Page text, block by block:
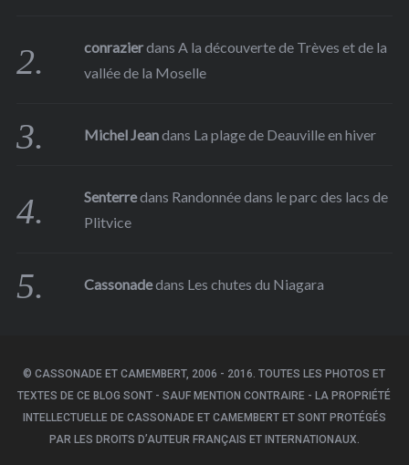
conrazierdansA la découverte de Trèves et de la
vallée de la Moselle
Michel Jeandans La plage de Deauville en hiver
Senterredans Randonnée dans le parc des lacs de
Plitvice
Cassonadedans Les chutes du Niagara
© CASSONADE ET CAMEMBERT, 2006 - 2016. TOUTES LES PHOTOS ET
TEXTES DE CE BLOG SONT - SAUF MENTION CONTRAIRE - LA PROPRIÉTÉ
INTELLECTUELLE DE CASSONADE ET CAMEMBERT ET SONT PROTÉGÉS
PAR LES DROITS D’AUTEUR FRANÇAIS ET INTERNATIONAUX.